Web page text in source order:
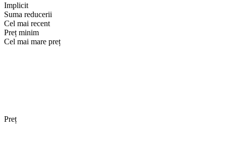
Implicit
Suma reducerii
Cel mai recent
Preț minim
Cel mai mare preț
Preț